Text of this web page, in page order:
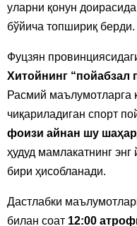
уларни қонун
бўйича топшириқ берди.
Фуцзян
Хитойнинг “пойабзал
Расмий маълумотларга
чиқариладиган спорт
фоизи айнан шу
ҳудуд мамлакатнинг
бири ҳисобланади.
Дастлабки
билан соат 12:00